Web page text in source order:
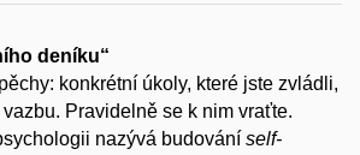
deníku“
konkrétní úkoly, které jste zvládli,
Pravidelně se k nim vraťte.
nazývá budování self-